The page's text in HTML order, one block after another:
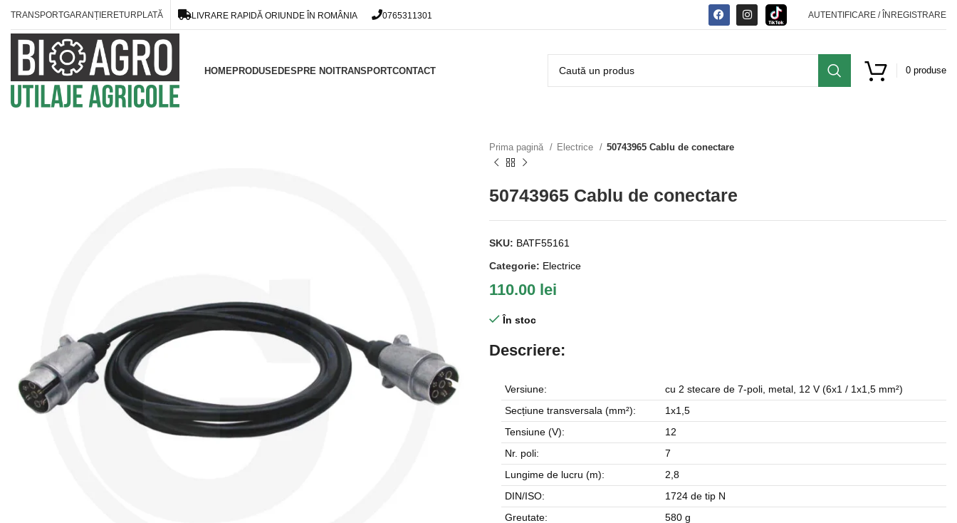
TRANSPORTGARANȚIERETURPLATĂ LIVRARE RAPIDĂ ORIUNDE ÎN ROMÂNIA 0765311301 AUTENTIFICARE / ÎNREGISTRARE
HOMEPRODUSEDESPRE NOITRANSPORTCONTACT 0 produse
Prima pagină Electrice 50743965 Cablu de conectare
50743965 Cablu de conectare
SKU: BATF55161
Categorie: Electrice
110.00 lei
În stoc
Descriere:
Versiune:
cu 2 stecare de 7-poli, metal, 12 V (6x1 / 1x1,5 mm²)
Secțiune transversala (mm²):
1x1,5
Tensiune (V):
12
Nr. poli:
7
Lungime de lucru (m):
2,8
DIN/ISO:
1724 de tip N
Greutate:
580 g